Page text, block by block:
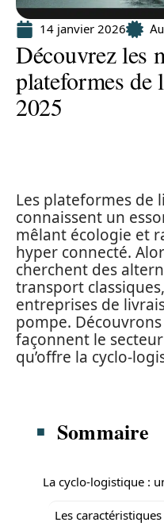
14 janvier 2026
Découvrez les
plateformes de
2025
Les plateformes de
connaissent un
mêlant écologie et
hyper connecté.
cherchent des
transport
entreprises de
pompe.
façonnent le
qu’offre la cyclo-
Sommaire
La cyclo-logistique :
Les